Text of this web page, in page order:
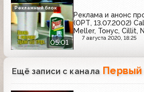
05:01
Реклама и анонс
(ОРТ, 13.07.2002)
Meller, Тонус, Cillit,
Veet,
7 августа 2020, 18:25
Рекламный блок
Ещё записи с канала Первый